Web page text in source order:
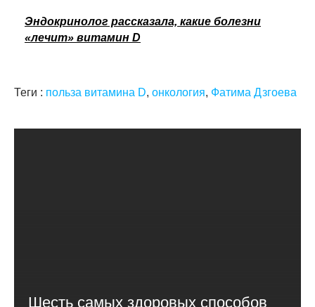
Эндокринолог рассказала, какие болезни
«лечит» витамин D
Теги : польза витамина D, онкология, Фатима Дзгоева
Шесть самых здоровых способов